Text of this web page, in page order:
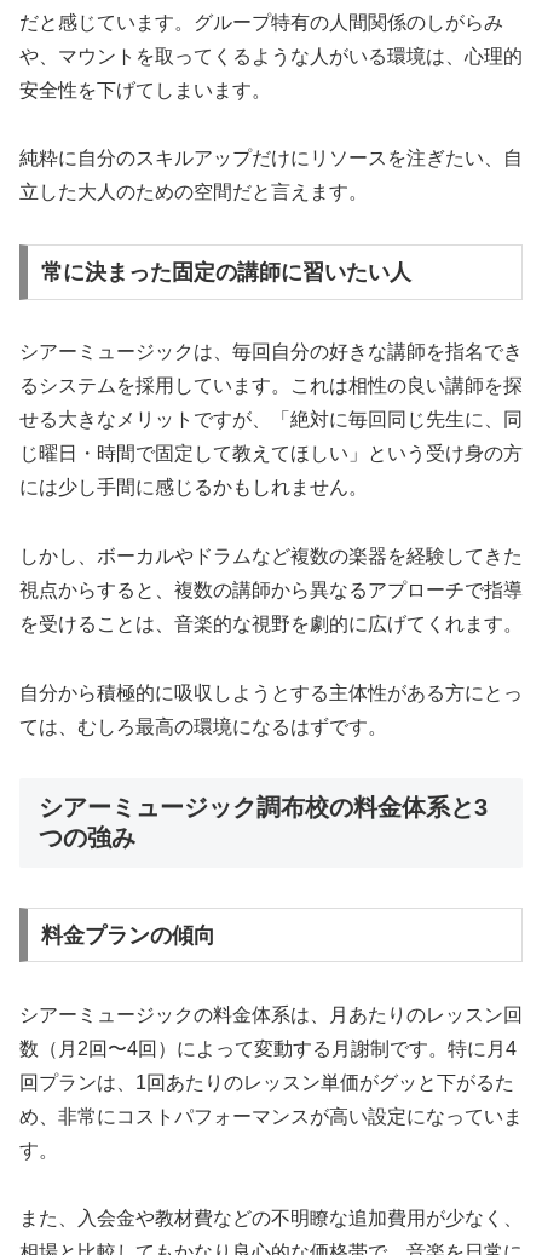
だと感じています。グループ特有の人間関係のしがらみ
や、マウントを取ってくるような人がいる環境は、心理的
安全性を下げてしまいます。
純粋に自分のスキルアップだけにリソースを注ぎたい、自
立した大人のための空間だと言えます。
常に決まった固定の講師に習いたい人
シアーミュージックは、毎回自分の好きな講師を指名でき
るシステムを採用しています。これは相性の良い講師を探
せる大きなメリットですが、「絶対に毎回同じ先生に、同
じ曜日・時間で固定して教えてほしい」という受け身の方
には少し手間に感じるかもしれません。
しかし、ボーカルやドラムなど複数の楽器を経験してきた
視点からすると、複数の講師から異なるアプローチで指導
を受けることは、音楽的な視野を劇的に広げてくれます。
自分から積極的に吸収しようとする主体性がある方にとっ
ては、むしろ最高の環境になるはずです。
シアーミュージック調布校の料金体系と3
つの強み
料金プランの傾向
シアーミュージックの料金体系は、月あたりのレッスン回
数（月2回〜4回）によって変動する月謝制です。特に月4
回プランは、1回あたりのレッスン単価がグッと下がるた
め、非常にコストパフォーマンスが高い設定になっていま
す。
また、入会金や教材費などの不明瞭な追加費用が少なく、